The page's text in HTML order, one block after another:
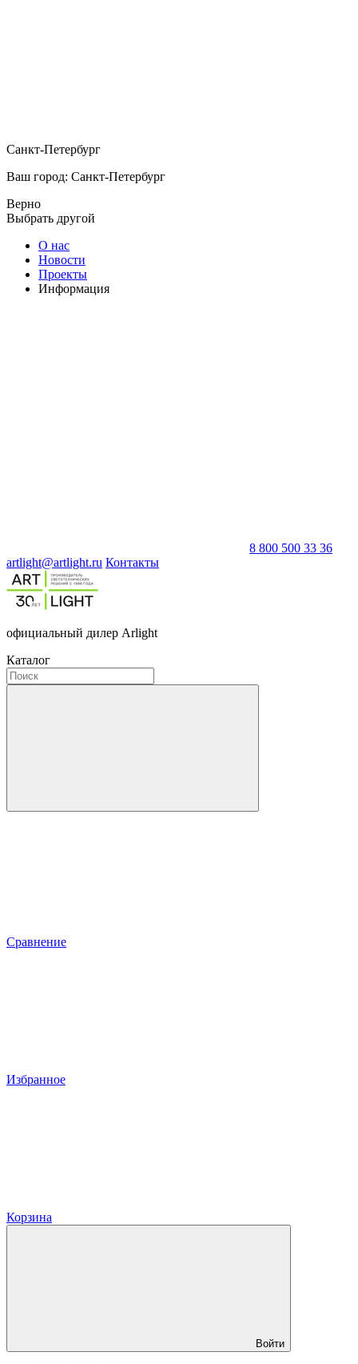
Санкт-Петербург
Ваш город: Санкт-Петербург
Верно
Выбрать другой
О нас
Новости
Проекты
Информация
8 800 500 33 36
artlight@artlight.ru Контакты
официальный дилер Arlight
Каталог
Сравнение
Избранное
Корзина
Войти